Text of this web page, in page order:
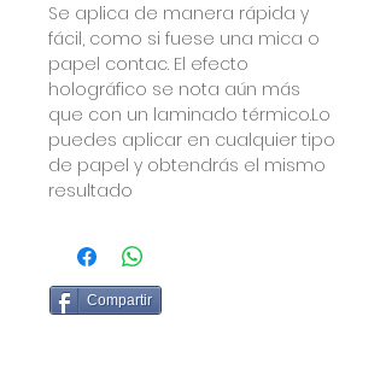
Se aplica de manera rápida y
fácil, como si fuese una mica o
papel contac. El efecto
holográfico se nota aún más
que con un laminado térmico.Lo
puedes aplicar en cualquier tipo
de papel y obtendrás el mismo
resultado
Compartir